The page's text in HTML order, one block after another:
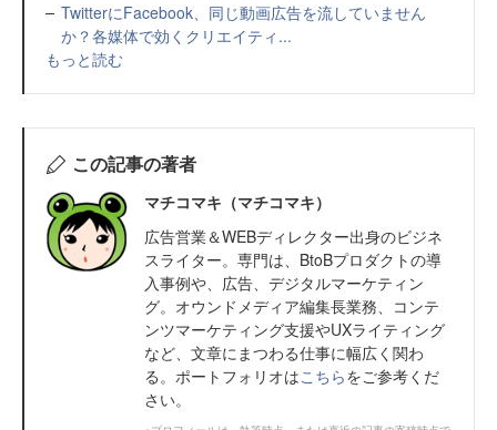
TwitterにFacebook、同じ動画広告を流していません
か？各媒体で効くクリエイティ...
もっと読む
この記事の著者
マチコマキ（マチコマキ）
広告営業＆WEBディレクター出身のビジネ
スライター。専門は、BtoBプロダクトの導
入事例や、広告、デジタルマーケティン
グ。オウンドメディア編集長業務、コンテ
ンツマーケティング支援やUXライティング
など、文章にまつわる仕事に幅広く関わ
る。ポートフォリオはこちらをご参考くだ
さい。